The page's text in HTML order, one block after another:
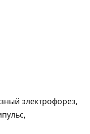
электрофорез,